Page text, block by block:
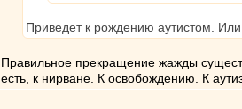
Приведет к рождению аутистом.
Правильное прекращение жажды
есть, к нирване. К освобождению. К